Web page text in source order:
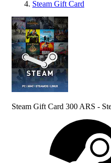
Steam Gift Card
Steam Gift Card 300 ARS -